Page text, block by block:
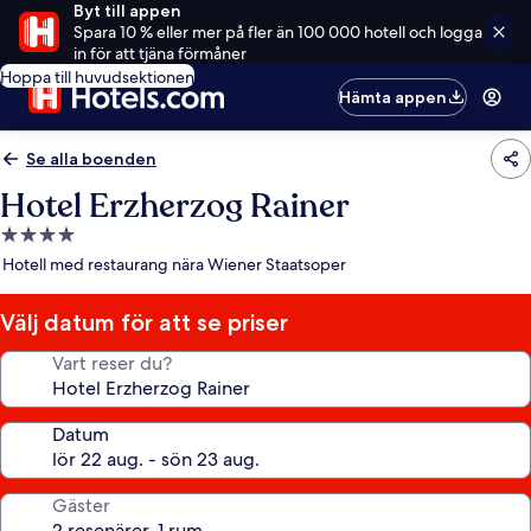
Byt till appen
Spara 10 % eller mer på fler än 100 000 hotell och logga
in för att tjäna förmåner
Hoppa till huvudsektionen
Hämta appen
Se alla boenden
Hotel Erzherzog Rainer
4.0-
stjärnigt
Hotell med restaurang nära Wiener Staatsoper
Välj datum för att se priser
Vart reser du?
Datum
Gäster